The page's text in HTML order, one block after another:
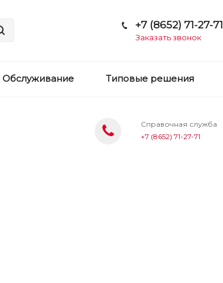
+7 (8652) 71-27-71
Заказать звонок
Обслуживание Типовые решения
Справочная служба
+7 (8652) 71-27-71